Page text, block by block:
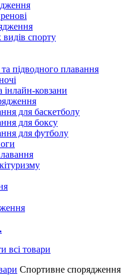
спорту
підводного плавання
інлайн-ковзани
для баскетболу
для боксу
для футболу
Спортивне спорядження